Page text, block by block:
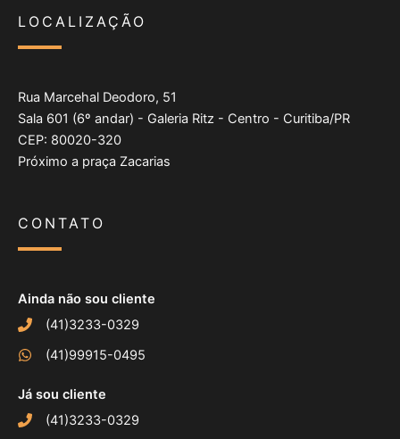
LOCALIZAÇÃO
Rua Marcehal Deodoro, 51
Sala 601 (6º andar) - Galeria Ritz - Centro - Curitiba/PR
CEP: 80020-320
Próximo a praça Zacarias
CONTATO
Ainda não sou cliente
(41)3233-0329
(41)99915-0495
Já sou cliente
(41)3233-0329